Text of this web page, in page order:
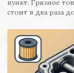
пункт. Грязное
стоит в два раза